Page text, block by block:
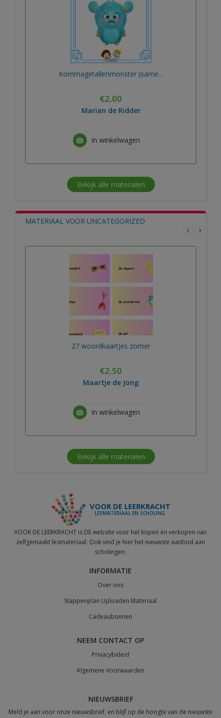
Kommagetallenmonster (same...
€2,00
Marian de Ridder
In winkelwagen
Bekijk alle materialen
MATERIAAL VOOR UNCATEGORIZED
27 woordkaartjes zomer
€2,50
Maartje de Jong
In winkelwagen
Bekijk alle materialen
VOOR DE LEERKRACHT
LESMATERIAAL EN SCHOLING
VOOR DE LEERKRACHT is DE website voor het kopen en verkopen van
zelfgemaakt lesmateriaal. Ook vind je hier het nieuwste aanbod aan
scholingen.
INFORMATIE
Over ons
Stappenplan Uploaden Materiaal
Cadeaubonnen
NEEM CONTACT OP
Privacybeleid
Algemene Voorwaarden
NIEUWSBRIEF
Meld je aan voor onze nieuwsbrief, en blijf op de hoogte van de nieuwste